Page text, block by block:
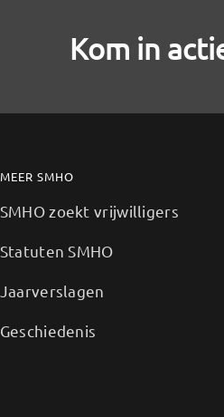
Kom in
MEER SMHO
SMHO zoekt vrijwilligers
Statuten SMHO
Jaarverslagen
Geschiedenis